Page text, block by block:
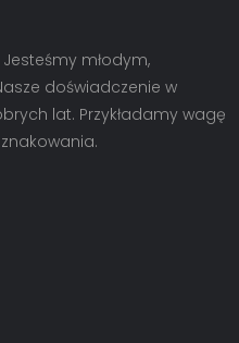
młodym,
doświadczenie w
lat. Przykładamy wagę